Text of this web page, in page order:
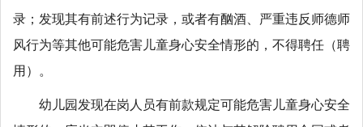
录；发现其有前述行为记录，或者有酗酒、严重违反师德师
风行为等其他可能危害儿童身心安全情形的，不得聘任（聘
用）。
幼儿园发现在岗人员有前款规定可能危害儿童身心安全